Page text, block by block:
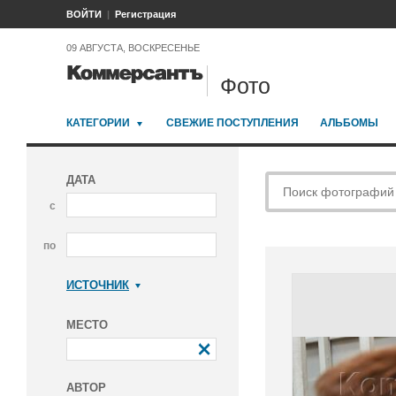
ВОЙТИ Регистрация
09 АВГУСТА, ВОСКРЕСЕНЬЕ
Фото
КАТЕГОРИИ СВЕЖИЕ ПОСТУПЛЕНИЯ АЛЬБОМЫ
ДАТА
с
по
ИСТОЧНИК
МЕСТО
АВТОР